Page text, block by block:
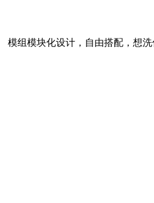
模组模块化设计，自由搭配，想洗